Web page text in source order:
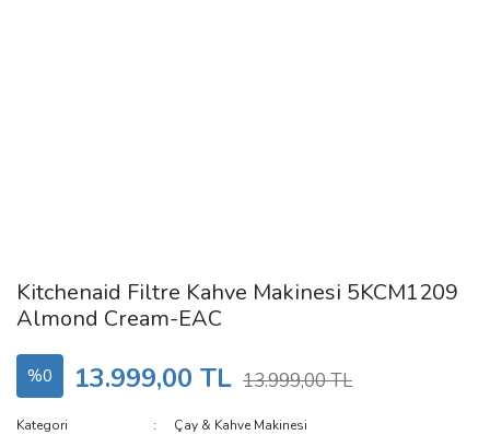
Kitchenaid Filtre Kahve Makinesi 5KCM1209
Almond Cream-EAC
%0 13.999,00 TL 13.999,00 TL
Kategori
Çay & Kahve Makinesi